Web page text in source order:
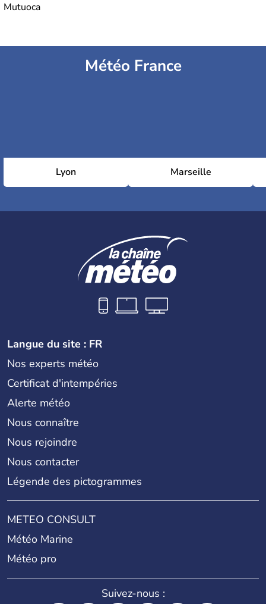
Mutuoca
Météo France
Lyon Marseille
Langue du site : FR
Nos experts météo
Certificat d'intempéries
Alerte météo
Nous connaître
Nous rejoindre
Nous contacter
Légende des pictogrammes
METEO CONSULT
Météo Marine
Météo pro
Suivez-nous :